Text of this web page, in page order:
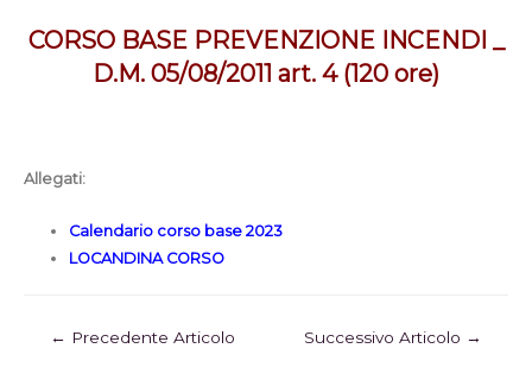
CORSO BASE PREVENZIONE INCENDI _
D.M. 05/08/2011 art. 4 (120 ore)
Allegati:
Calendario corso base 2023
LOCANDINA CORSO
← Precedente Articolo Successivo Articolo →